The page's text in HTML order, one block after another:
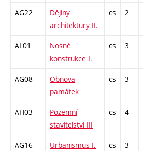
AG22
Dějiny
architektury II.
cs 2
AL01
Nosné
konstrukce I.
cs 3
AG08
Obnova
památek
cs 3
AH03
Pozemní
stavitelství III
cs 4
AG16 Urbanismus I. cs 3